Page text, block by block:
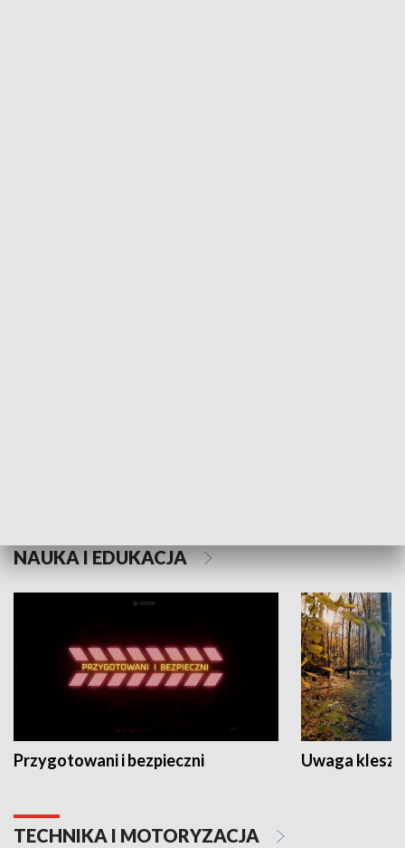
NAUKA I EDUKACJA
Przygotowani i bezpieczni Uwaga
TECHNIKA I MOTORYZACJA